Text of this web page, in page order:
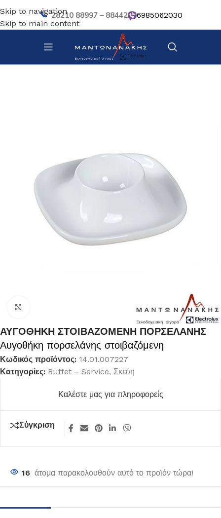
Skip to navigation
Skip to main content
28210 88997 – 88442 6985062030
Αρχική σελίδα/
ΑΥΓΟΘΗΚΗ ΣΤΟΙΒΑΖΟΜΕΝΗ ΠΟΡΣΕΛΑΝΗΣ
Αυγοθήκη πορσελάνης στοιβαζόμενη
Κωδικός προϊόντος: 14.01.007227
Κατηγορίες: Buffet – Service, Σκεύη
Καλέστε μας για πληροφορείς
Σύγκριση
16 άτομα παρακολουθούν αυτό το προϊόν τώρα!